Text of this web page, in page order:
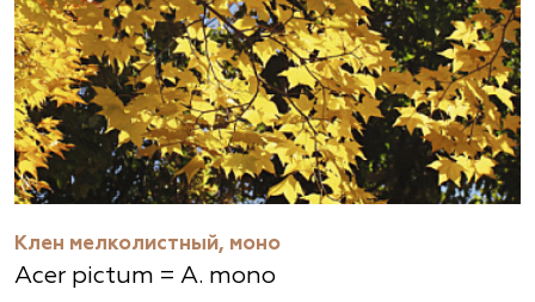
Клен мелколистный, моно
Acer pictum = A. mono